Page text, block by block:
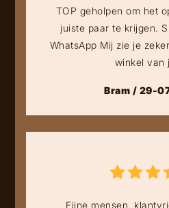
TOP geholpen om het
juiste paar te krijgen.
WhatsApp Mij zie je
winkel van
Bram / 29-
Fijne mensen,